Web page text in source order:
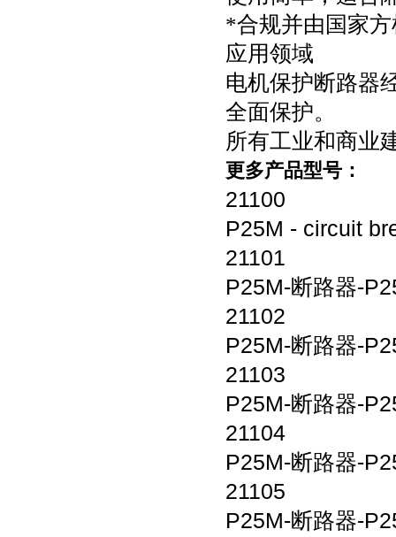
*合规并由国家
应用领域
电机保护断路器
全面保护。
所有工业和商业
更多产品型号：
21100
P25M - circuit
21101
P25M-断路器-
21102
P25M-断路器-
21103
P25M-断路器-
21104
P25M-断路器-
21105
P25M-断路器-